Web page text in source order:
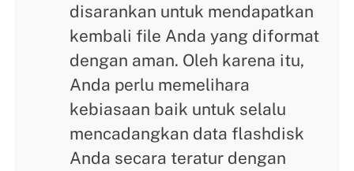
disarankan untuk mendapatkan
kembali file Anda yang diformat
dengan aman. Oleh karena itu,
Anda perlu memelihara
kebiasaan baik untuk selalu
mencadangkan data flashdisk
Anda secara teratur dengan